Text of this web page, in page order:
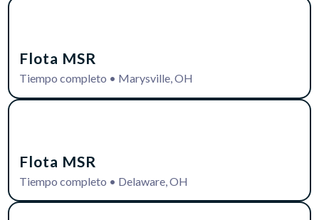
Flota MSR
Tiempo completo • Marysville, OH
Flota MSR
Tiempo completo • Delaware, OH